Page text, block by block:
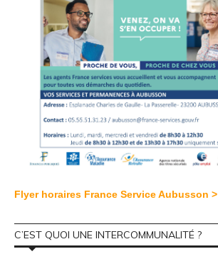
Flyer horaires France Service Aubusson >
C’EST QUOI UNE INTERCOMMUNALITÉ ?